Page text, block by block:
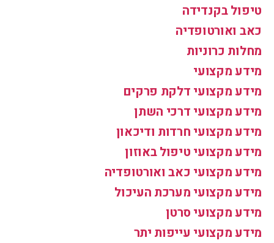
טיפול בקנדידה
כאב ואורטופדיה
מחלות כרוניות
מידע מקצועי
מידע מקצועי דלקת פרקים
מידע מקצועי דרכי השתן
מידע מקצועי חרדות ודיכאון
מידע מקצועי טיפול באוזון
מידע מקצועי כאב ואורטופדיה
מידע מקצועי מערכת העיכול
מידע מקצועי סרטן
מידע מקצועי עייפות יתר